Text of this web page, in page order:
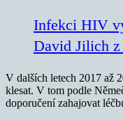
Infekci HIV
David Jilich
V dalších letech 2017 až
klesat. V tom podle
doporučení zahajovat